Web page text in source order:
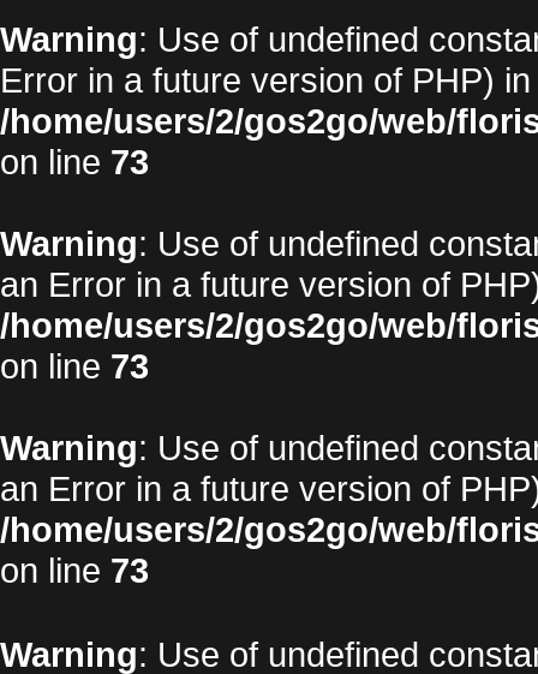
Warning: Use of undefined
Error in a future version of PHP) in
/home/users/2/gos2go/web/
on line 73
Warning: Use of undefined
an Error in a future version of
/home/users/2/gos2go/web/
on line 73
Warning: Use of undefined
an Error in a future version of
/home/users/2/gos2go/web/
on line 73
Warning: Use of undefined